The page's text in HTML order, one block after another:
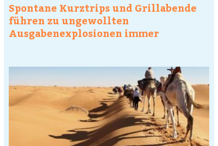
Spontane Kurztrips und Grillabende
führen zu ungewollten
Ausgabenexplosionen immer